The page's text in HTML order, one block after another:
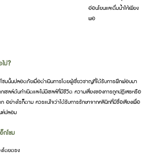
อ่อนโยนและดื่มน้ำให้เพียง
พอ
ไม่?
ซมนั้นปลอดภัยเมื่อดำเนินการโดยผู้เชี่ยวชาญที่ได้รับการฝึกฝอบมา
เซลล์ต้นกำเนิดและไม่มีเซลล์ที่มีชีวิต ความเสี่ยงของการถูกปฏิเสธหรือ
อย่างไรก็ตาม ควรแน่ใจว่าได้รับการรักษาจากคลินิกที่มีชื่อเสียงเพื่อ
ฑ์ปลอม
กโซม
โดยตรง